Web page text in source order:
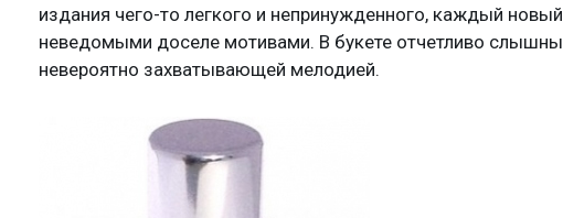
издания чего-то легкого и непринужденного, каждый
неведомыми доселе мотивами. В букете отчетливо
невероятно захватывающей мелодией.